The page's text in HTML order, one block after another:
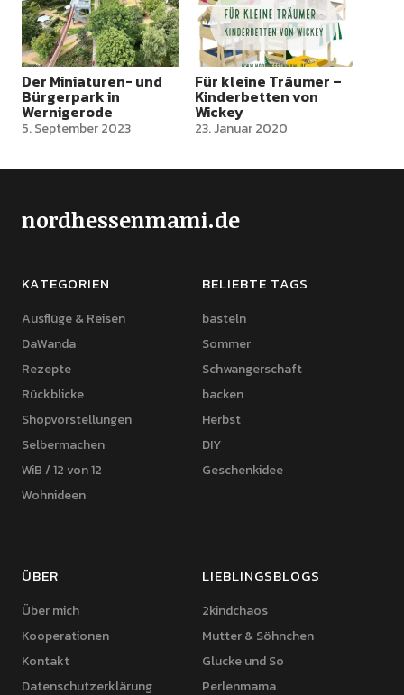
Der Miniaturen- und
Bürgerpark in
Wernigerode
5. September 2023
Für kleine Träumer –
Kinderbetten von
Wickey
23. Januar 2020
nordhessenmami.de
KATEGORIEN
Ausflüge & Reisen
DaWanda
Rezepte
Rückblicke
Shopvorstellungen
Selbermachen
WiB / 12 von 12
Wohnideen
BELIEBTE TAGS
basteln
Sommer
Schwangerschaft
backen
Herbst
DIY
Geschenkidee
ÜBER
Über mich
Kooperationen
Kontakt
Datenschutzerklärung
LIEBLINGSBLOGS
2kindchaos
Mutter & Söhnchen
Glucke und So
Perlenmama